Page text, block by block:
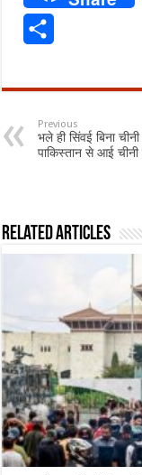
Previous
भले ही सिंवई बिना
पाकिस्तान से आई चीनी
Related Articles